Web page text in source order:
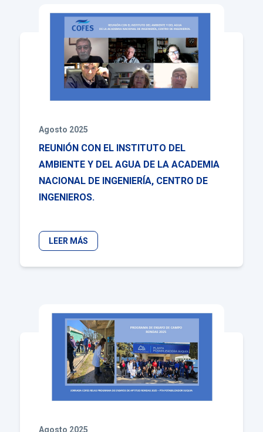
Agosto 2025
REUNIÓN CON EL INSTITUTO DEL
AMBIENTE Y DEL AGUA DE LA ACADEMIA
NACIONAL DE INGENIERÍA, CENTRO DE
INGENIEROS.
LEER MÁS
Agosto 2025